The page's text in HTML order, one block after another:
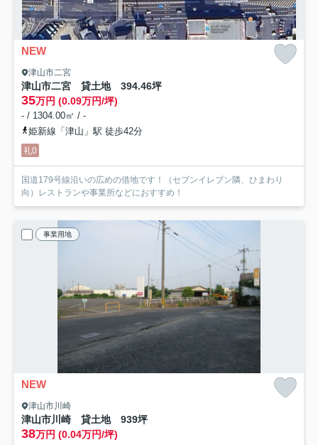
NEW
津山市二宮
津山市二宮 貸土地 394.46坪
35万円 (0.09万円/坪)
- / 1304.00㎡ / -
姫新線「津山」駅 徒歩42分
礼0
国道179号線沿いの広めの借地です！（セブンイレブン隣、ひまわり
向）レストランや事業所などにおすすめ！
事業用地
NEW
津山市川崎
津山市川崎 貸土地 939坪
38万円 (0.04万円/坪)